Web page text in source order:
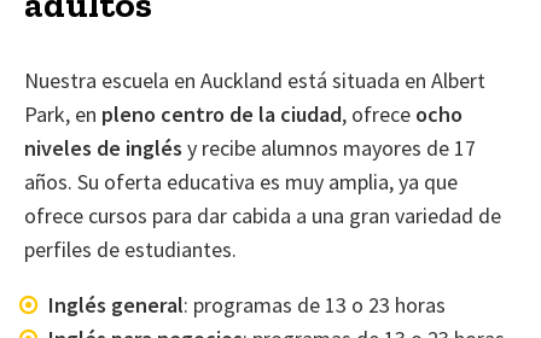
Nuestra escuela en Auckland está situada en Albert
Park, en pleno centro de la ciudad, ofrece ocho
niveles de inglés y recibe alumnos mayores de 17
años. Su oferta educativa es muy amplia, ya que
ofrece cursos para dar cabida a una gran variedad de
perfiles de estudiantes.
Inglés general: programas de 13 o 23 horas